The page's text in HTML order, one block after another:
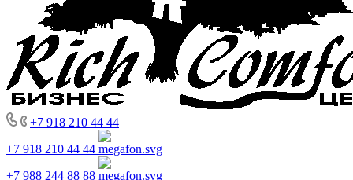
+7 918 210 44 44
+7 918 210 44 44
+7 988 244 88 88